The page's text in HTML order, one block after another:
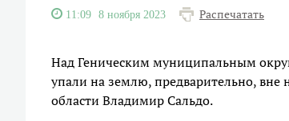
11:09 8 ноября 2023 Распечатать
Над Геническим муниципальным
упали на землю, предварительно, вне
области Владимир Сальдо.